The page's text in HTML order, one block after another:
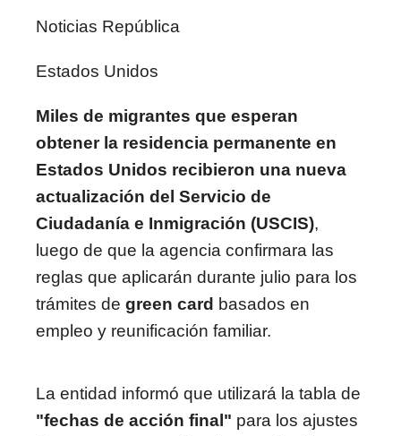
Noticias República
Estados Unidos
Miles de migrantes que esperan
obtener la residencia permanente en
Estados Unidos recibieron una nueva
actualización del Servicio de
Ciudadanía e Inmigración (USCIS),
luego de que la agencia confirmara las
reglas que aplicarán durante julio para los
trámites de green card basados en
empleo y reunificación familiar.
La entidad informó que utilizará la tabla de
"fechas de acción final" para los ajustes